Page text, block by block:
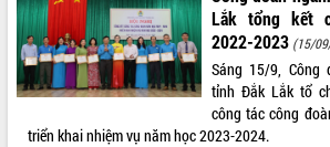
Hội nghị triển khai kết nối mạng
truyền số liệu chuyên dùng phục vụ cơ
quan Đảng, Nhà nước
Lễ phát động chuỗi hoạt động chung
tay làm sạch môi trường
Xã Ea Kar bước chuyển mình trong
Lắk tổng kết
2022-2023 (15/
Sáng 15/9, Công
tỉnh Đắk Lắk tổ
công tác công
triển khai nhiệm vụ năm học 2023-2024.